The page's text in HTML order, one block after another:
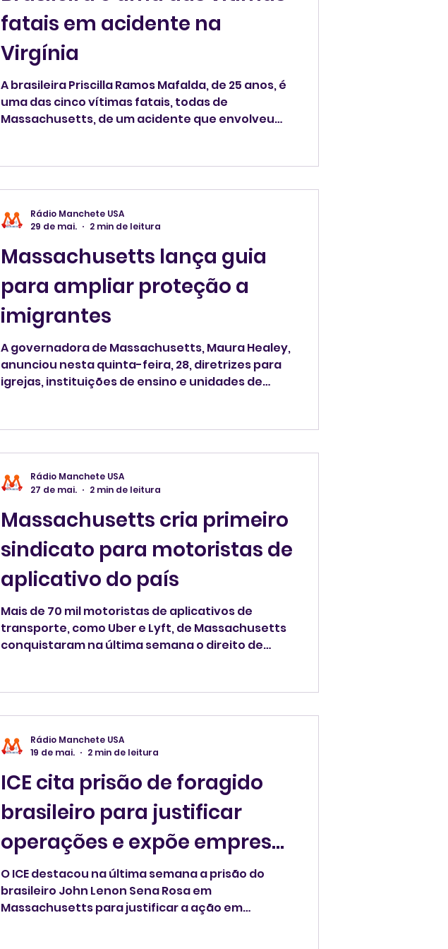
fatais em acidente na
Virgínia
A brasileira Priscilla Ramos Mafalda, de 25 anos, é
uma das cinco vítimas fatais, todas de
Massachusetts, de um acidente que envolveu
Massachusetts lança guia
para ampliar proteção a
imigrantes
A governadora de Massachusetts, Maura Healey,
anunciou nesta quinta-feira, 28, diretrizes para
igrejas, instituições de ensino e unidades de
imigrantes a serviços essenciais, esclarecer os
direitos e responsabilidades dos funcionários
responder adequadamente à presença de
Rádio Manchete USA
29 de mai.
2 min de leitura
Massachusetts cria primeiro
sindicato para motoristas de
aplicativo do país
Mais de 70 mil motoristas de aplicativos de
transporte, como Uber e Lyft, de Massachusetts
conquistaram na última semana o direito de
para organizar os trabalhadores da *gig
economy* (economia de bicos), classificados
pela legislação trabalhista federal.
Rádio Manchete USA
27 de mai.
2 min de leitura
ICE cita prisão de foragido
brasileiro para justificar
operações e expõe empresa
de construção
O ICE destacou na última semana a prisão do
brasileiro John Lenon Sena Rosa em
Massachusetts para justificar a ação em
Rádio Manchete USA
19 de mai.
2 min de leitura